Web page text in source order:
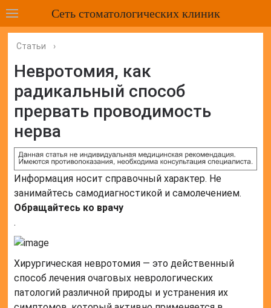
Сеть стоматологических клиник
Статьи ›
Невротомия, как
радикальный способ
прервать проводимость
нерва
Информация носит справочный характер. Не
занимайтесь самодиагностикой и самолечением.
Обращайтесь ко врачу
.
Хирургическая невротомия — это действенный
способ лечения очаговых неврологических
патологий различной природы и устранения их